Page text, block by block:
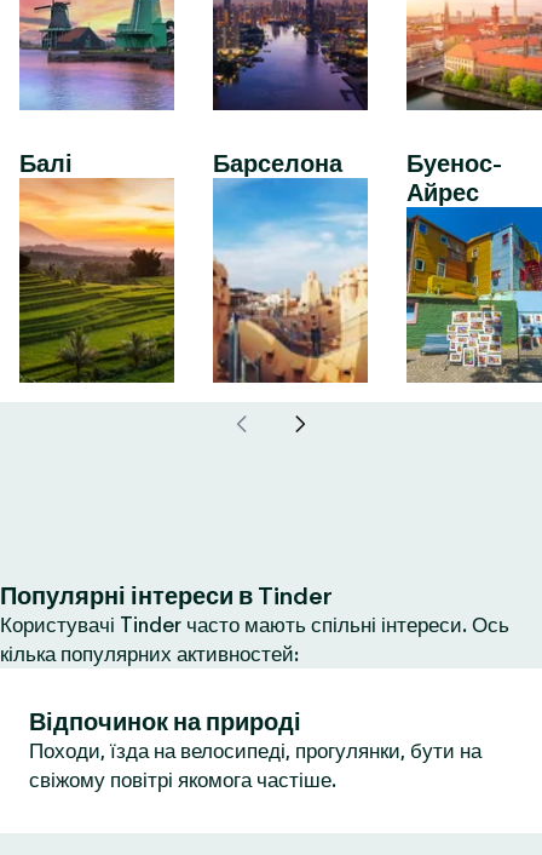
Балі Барселона
Буенос-
Айрес
Популярні інтереси в Tinder
Користувачі Tinder часто мають спільні інтереси. Ось
кілька популярних активностей:
Відпочинок на природі
Походи, їзда на велосипеді, прогулянки, бути на
свіжому повітрі якомога частіше.